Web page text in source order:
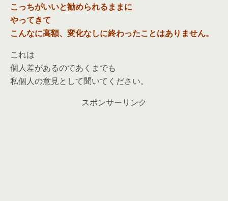
こっちがいいと勧められるままに
やってきて
こんなに高額、変化なしに終わったことはありません。
これは
個人差があるのであくまでも
私個人の意見として聞いてください。
スポンサーリンク